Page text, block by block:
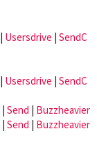
| Usersdrive | SendC
| Usersdrive | SendC
| Send | Buzzheavier
| Send | Buzzheavier